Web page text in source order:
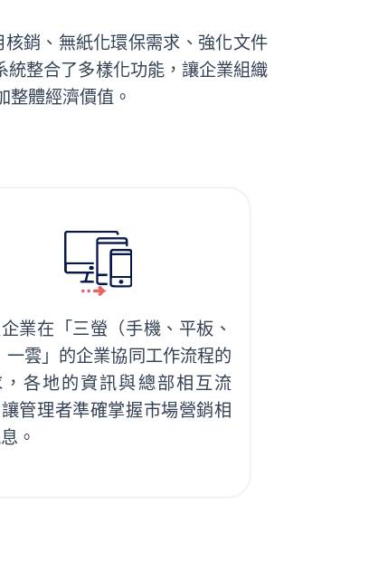
銷、無紙化環保需求、強化文件
整合了多樣化功能，讓企業組織
體經濟價值。
業在「三螢（手機、平板、
一雲」的企業協同工作流程的
，各地的資訊與總部相互流
管理者準確掌握市場營銷相
。